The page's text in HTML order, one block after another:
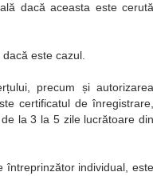
dacă aceasta este cerută
este cazul.
precum și autorizarea
certificatul de înregistrare,
la 3 la 5 zile lucrătoare din
întreprinzător individual, este